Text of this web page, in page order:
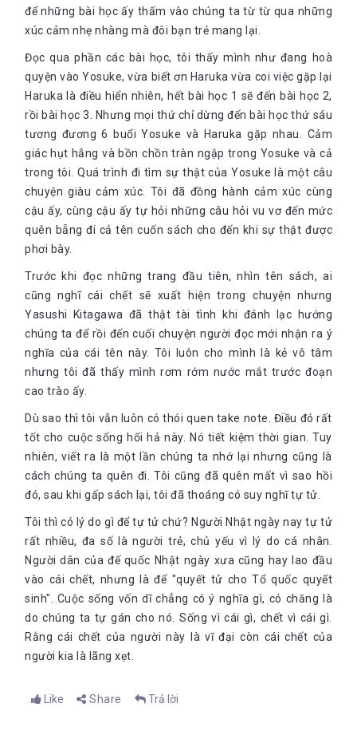
để những bài học ấy thấm vào chúng ta từ từ qua những
xúc cảm nhẹ nhàng mà đôi bạn trẻ mang lại.
Đọc qua phần các bài học, tôi thấy mình như đang hoà
quyện vào Yosuke, vừa biết ơn Haruka vừa coi việc gặp lại
Haruka là điều hiển nhiên, hết bài học 1 sẽ đến bài học 2,
rồi bài học 3. Nhưng mọi thứ chỉ dừng đến bài học thứ sáu
tương đương 6 buổi Yosuke và Haruka gặp nhau. Cảm
giác hụt hẫng và bồn chồn tràn ngập trong Yosuke và cả
trong tôi. Quá trình đi tìm sự thật của Yosuke là một câu
chuyện giàu cảm xúc. Tôi đã đồng hành cảm xúc cùng
cậu ấy, cùng cậu ấy tự hỏi những câu hỏi vu vơ đến mức
quên bẵng đi cả tên cuốn sách cho đến khi sự thật được
phơi bày.
Trước khi đọc những trang đầu tiên, nhìn tên sách, ai
cũng nghĩ cái chết sẽ xuất hiện trong chuyện nhưng
Yasushi Kitagawa đã thật tài tình khi đánh lạc hướng
chúng ta để rồi đến cuối chuyện người đọc mới nhận ra ý
nghĩa của cái tên này. Tôi luôn cho mình là kẻ vô tâm
nhưng tôi đã thấy mình rơm rớm nước mắt trước đoạn
cao trào ấy.
Dù sao thì tôi vẫn luôn có thói quen take note. Điều đó rất
tốt cho cuộc sống hối hả này. Nó tiết kiệm thời gian. Tuy
nhiên, viết ra là một lần chúng ta nhớ lại nhưng cũng là
cách chúng ta quên đi. Tôi cũng đã quên mất vì sao hồi
đó, sau khi gấp sách lại, tôi đã thoáng có suy nghĩ tự tử.
Tôi thì có lý do gì để tự tử chứ? Người Nhật ngày nay tự tử
rất nhiều, đa số là người trẻ, chủ yếu vì lý do cá nhân.
Người dân của đế quốc Nhật ngày xưa cũng hay lao đầu
vào cái chết, nhưng là để "quyết tử cho Tổ quốc quyết
sinh". Cuộc sống vốn dĩ chẳng có ý nghĩa gì, có chăng là
do chúng ta tự gán cho nó. Sống vì cái gì, chết vì cái gì.
Rằng cái chết của người này là vĩ đại còn cái chết của
người kia là lãng xẹt.
Like Share Trả lời